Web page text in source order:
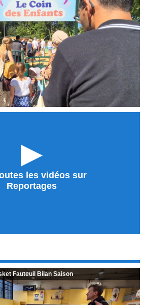
►
les vidéos sur
Reportages
Fauteuil Bilan Saison